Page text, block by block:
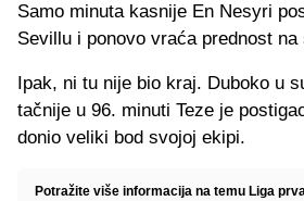
Samo minuta kasnije En Nesyri
Sevillu i ponovo vraća prednost
Ipak, ni tu nije bio kraj. Duboko u
tačnije u 96. minuti Teze je
donio veliki bod svojoj ekipi.
Potražite više informacija na temu Liga